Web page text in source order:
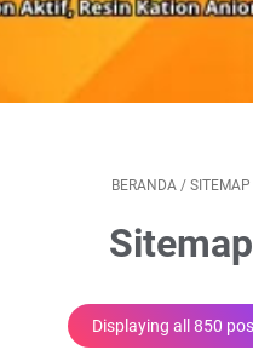
BERANDA / SITEMAP
Sitemap
Displaying all 850